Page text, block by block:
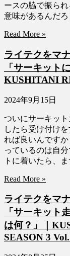
ースの脇で振ら
意味があるんだ
Read More »
ライテクをマ
「サーキット
KUSHITANI
2024年9月15日
ついにサーキッ
したら受け付け
れば良いんです
っているのは自
トに着いたら、
Read More »
ライテクをマ
「サーキット
は何？」｜
SEASON 3